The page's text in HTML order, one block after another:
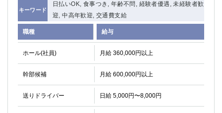
キーワード
日払いOK, 食事つき, 年齢不問, 経験者優遇, 未経験者歓
迎, 中高年歓迎, 交通費支給
職種 給与
ホール(社員) 月給 360,000円以上
幹部候補 月給 600,000円以上
送りドライバー 日給 5,000円〜8,000円